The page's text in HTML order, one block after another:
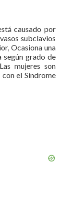
causado por
subclavios
Ocasiona una
según grado de
mujeres son
el Síndrome